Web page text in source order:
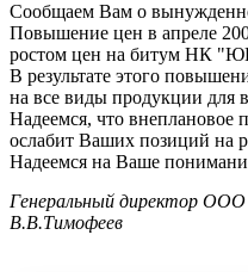
Сообщаем Вам о
Повышение цен в апреле
ростом цен на битум НК
В результате этого
на все виды продукции для
Надеемся, что
ослабит Ваших позиций на
Надеемся на Ваше
Генеральный директор ООО
В.В.Тимофеев